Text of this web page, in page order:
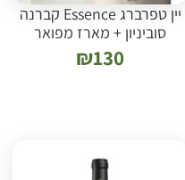
יין טפרברג Essence קברנה
סוביניון + מארז מפואר
₪130